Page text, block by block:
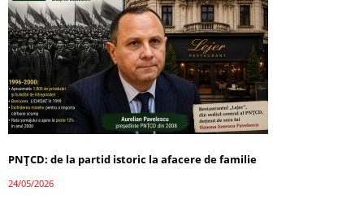
PNȚCD: de la partid istoric la afacere de familie
24/05/2026